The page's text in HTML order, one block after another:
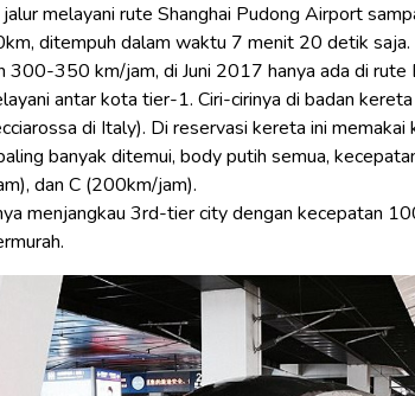
melayani rute Shanghai Pudong Airport
ditempuh dalam waktu 7 menit 20 detik saja.
300-350 km/jam, di Juni 2017 hanya ada di rute
antar kota tier-1. Ciri-cirinya di badan
di Italy). Di reservasi kereta ini memakai
banyak ditemui, body putih semua,
dan C (200km/jam).
menjangkau 3rd-tier city dengan kecepatan